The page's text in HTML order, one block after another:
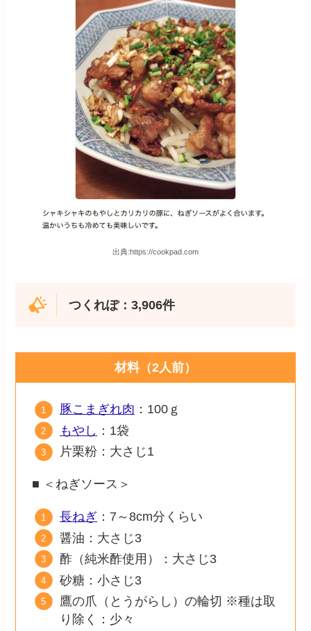
出典:https://cookpad.com
つくれぽ：3,906件
材料（2人前）
豚こまぎれ肉 ：100ｇ
もやし ：1袋
片栗粉：大さじ1
■ ＜ねぎソース＞
長ねぎ ：7～8cm分くらい
醤油：大さじ3
酢（純米酢使用）：大さじ3
砂糖：小さじ3
鷹の爪（とうがらし）の輪切 ※種は取
り除く：少々